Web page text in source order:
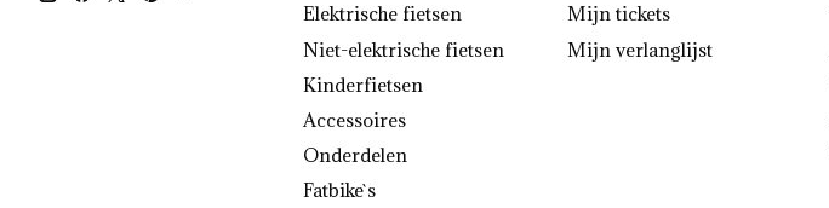
Elektrische fietsen
Niet-elektrische fietsen
Kinderfietsen
Accessoires
Onderdelen
Fatbike`s
Mijn tickets
Mijn verlanglijst